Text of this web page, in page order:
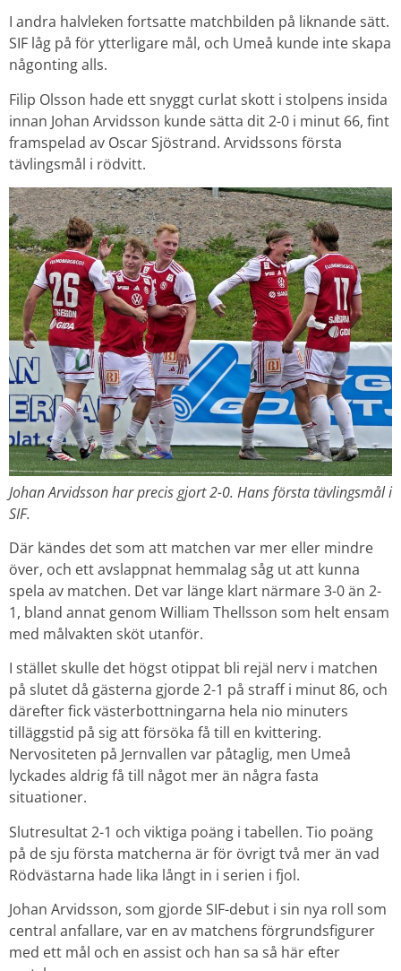
I andra halvleken fortsatte matchbilden på liknande sätt.
SIF låg på för ytterligare mål, och Umeå kunde inte skapa
någonting alls.
Filip Olsson hade ett snyggt curlat skott i stolpens insida
innan Johan Arvidsson kunde sätta dit 2-0 i minut 66, fint
framspelad av Oscar Sjöstrand. Arvidssons första
tävlingsmål i rödvitt.
Johan Arvidsson har precis gjort 2-0. Hans första tävlingsmål i
SIF.
Där kändes det som att matchen var mer eller mindre
över, och ett avslappnat hemmalag såg ut att kunna
spela av matchen. Det var länge klart närmare 3-0 än 2-
1, bland annat genom William Thellsson som helt ensam
med målvakten sköt utanför.
I stället skulle det högst otippat bli rejäl nerv i matchen
på slutet då gästerna gjorde 2-1 på straff i minut 86, och
därefter fick västerbottningarna hela nio minuters
tilläggstid på sig att försöka få till en kvittering.
Nervositeten på Jernvallen var påtaglig, men Umeå
lyckades aldrig få till något mer än några fasta
situationer.
Slutresultat 2-1 och viktiga poäng i tabellen. Tio poäng
på de sju första matcherna är för övrigt två mer än vad
Rödvästarna hade lika långt in i serien i fjol.
Johan Arvidsson, som gjorde SIF-debut i sin nya roll som
central anfallare, var en av matchens förgrundsfigurer
med ett mål och en assist och han sa så här efter